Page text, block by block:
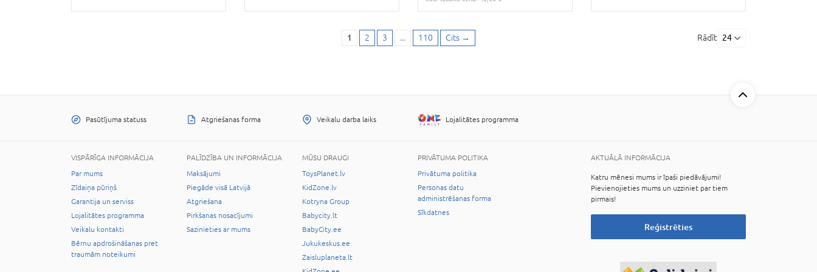
1 2 3 ... 110 Cits → Rādīt 24
Pasūtījuma statuss Atgriešanas forma Veikalu darba laiks Lojalitātes programma
VISPĀRĪGA INFORMĀCIJA
Par mums
Zīdaiņa pūriņš
Garantija un serviss
Lojalitātes programma
Veikalu kontakti
Bērnu apdrošināšanas pret
traumām noteikumi
PALĪDZĪBA UN INFORMĀCIJA
Maksājumi
Piegāde visā Latvijā
Atgriešana
Pirkšanas nosacījumi
Sazinieties ar mums
MŪSU DRAUGI
ToysPlanet.lv
KidZone.lv
Kotryna Group
Babycity.lt
BabyCity.ee
Jukukeskus.ee
Zaisluplaneta.lt
PRIVĀTUMA POLITIKA
Privātuma politika
Personas datu
administrēšanas forma
Sīkdatnes
AKTUĀLĀ INFORMĀCIJA
Katru mēnesi mums ir īpaši piedāvājumi!
Pievienojieties mums un uzziniet par tiem
pirmais!
Reģistrēties